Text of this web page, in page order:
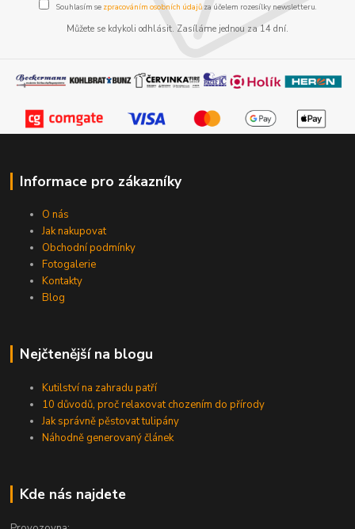
Souhlasím se zpracováním osobních údajůza účelem rozesílky newsletteru.
Můžete se kdykoli odhlásit. Zasíláme jednou za 14 dní.
Informace pro zákazníky
O nás
Jak nakupovat
Obchodní podmínky
Fotogalerie
Kontakty
Blog
Nejčtenější na blogu
Kutilství na zahradu patří
10 důvodů, proč relaxovat chozením do přírody
Jak správně pěstovat tulipány
Náhodně generovaný článek
Kde nás najdete